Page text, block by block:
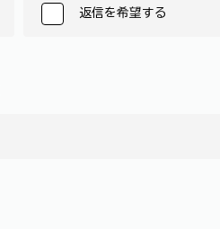
返信を希望する